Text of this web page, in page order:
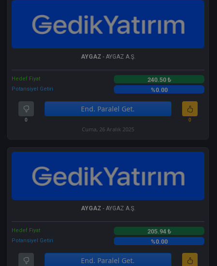
AYGAZ - AYGAZ A.Ş.
Hedef Fiyat 240.50 ₺
Potansiyel Getiri %0.00
0
End. Paralel Get.
0
Cuma, 26 Aralık 2025
AYGAZ - AYGAZ A.Ş.
Hedef Fiyat 205.94 ₺
Potansiyel Getiri %0.00
End. Paralel Get.